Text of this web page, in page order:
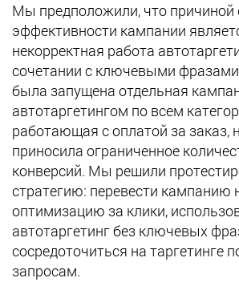
Мы предположили, что причиной
эффективности кампании
некорректная работа
сочетании с ключевыми
была запущена отдельная
автотаргетингом по всем
работающая с оплатой за заказ,
приносила ограниченное
конверсий. Мы решили
стратегию: перевести кампанию
оптимизацию за клики,
автотаргетинг без ключевых
сосредоточиться на таргетинге
запросам.